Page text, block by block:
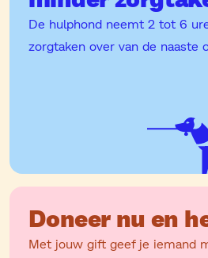
De hulphond neemt 2 tot 6
zorgtaken over van de naaste
Doneer nu en
Met jouw gift geef je iemand